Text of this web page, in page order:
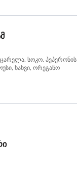
სოკო, პეპერონის
ხახვი, ორეგანო